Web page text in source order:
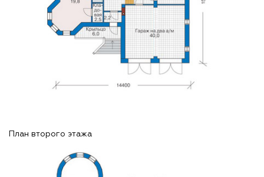
План второго этажа